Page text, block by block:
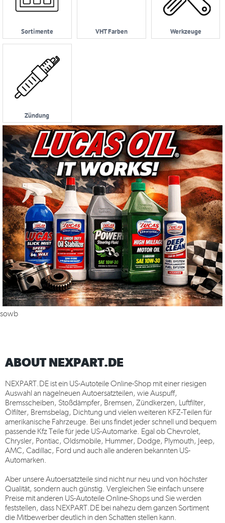
Sortimente VHT Farben Werkzeuge
Zündung
sowb
ABOUT NEXPART.DE
NEXPART.DE ist ein US-Autoteile Online-Shop mit einer riesigen
Auswahl an nagelneuen Autoersatzteilen, wie Auspuff,
Bremsscheiben, Stoßdämpfer, Bremsen, Zündkerzen, Luftfilter,
Ölfilter, Bremsbelag, Dichtung und vielen weiteren KFZ-Teilen für
amerikanische Fahrzeuge. Bei uns findet jeder schnell und bequem
passende Kfz Teile für jede US-Automarke. Egal ob Chevrolet,
Chrysler, Pontiac, Oldsmobile, Hummer, Dodge, Plymouth, Jeep,
AMC, Cadillac, Ford und auch alle anderen bekannten US-
Automarken.
Aber unsere Autoersatzteile sind nicht nur neu und von höchster
Qualität, sondern auch günstig. Vergleichen Sie einfach unsere
Preise mit anderen US-Autoteile Online-Shops und Sie werden
feststellen, dass NEXPART.DE bei nahezu dem ganzen Sortiment
die Mitbewerber deutlich in den Schatten stellen kann.